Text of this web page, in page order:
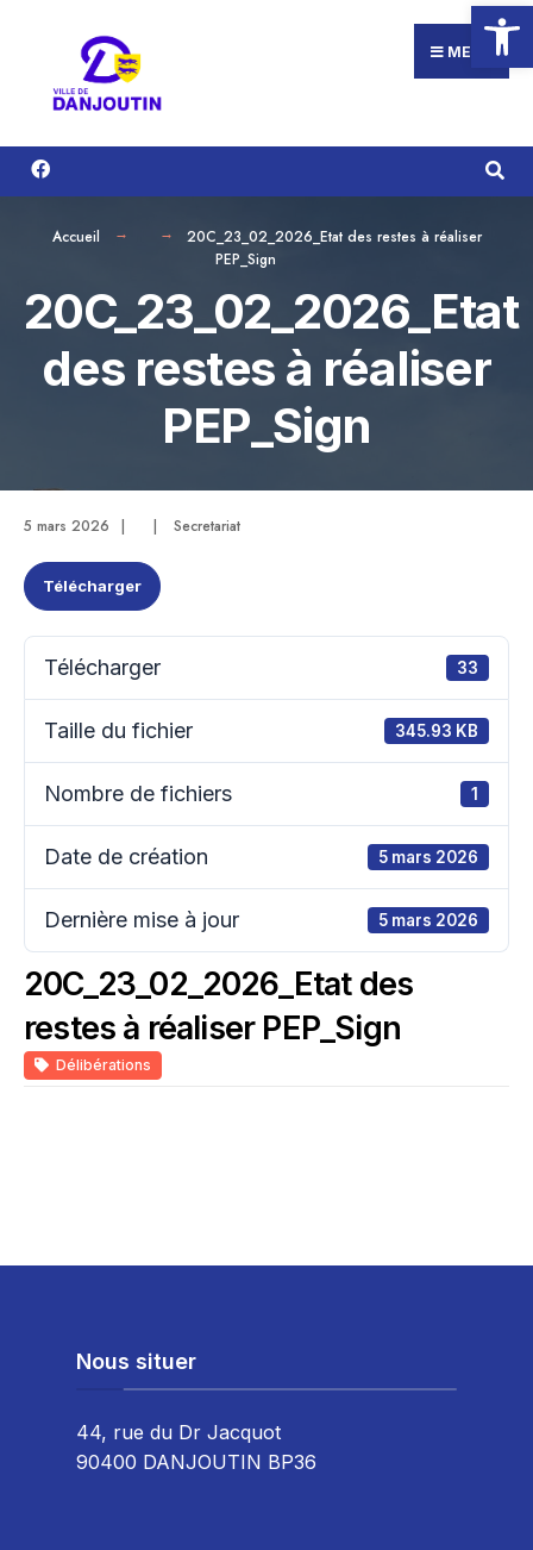
Ouvrir
contenu
MENU
Accueil
20C_23_02_2026_Etat des restes à réaliser
PEP_Sign
20C_23_02_2026_Etat
des restes à réaliser
PEP_Sign
5 mars 2026 | | Secretariat
Télécharger
Télécharger 33
Taille du fichier 345.93 KB
Nombre de fichiers 1
Date de création 5 mars 2026
Dernière mise à jour 5 mars 2026
20C_23_02_2026_Etat des
restes à réaliser PEP_Sign
Délibérations
Nous situer
44, rue du Dr Jacquot
90400 DANJOUTIN BP36
for: